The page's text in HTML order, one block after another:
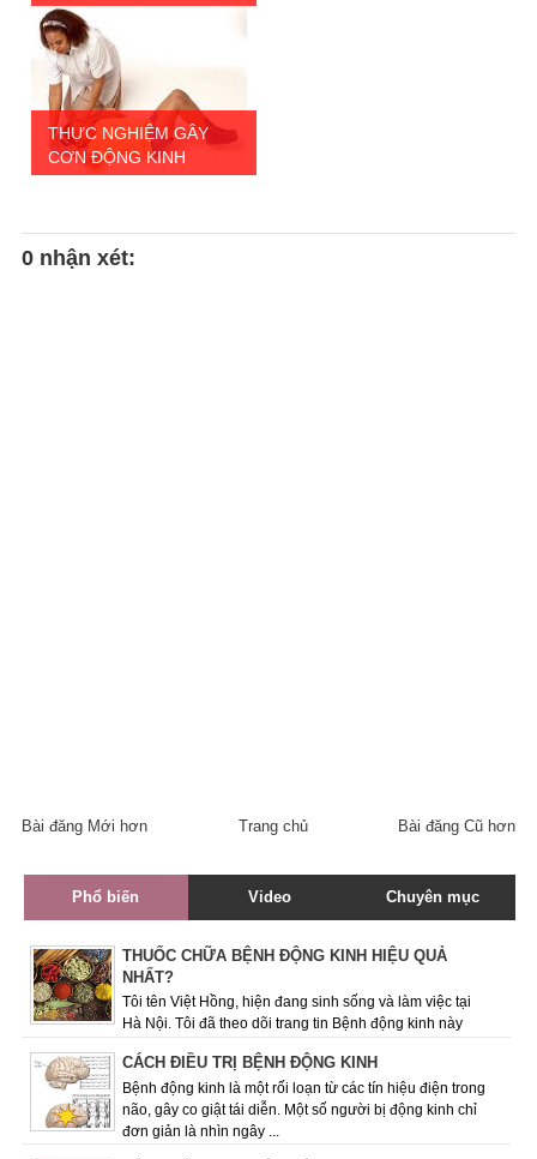
THỰC NGHIỆM GÂY
CƠN ĐỘNG KINH
0 nhận xét:
Bài đăng Mới hơn Bài đăng Cũ hơn
Trang chủ
Phổ biến Video Chuyên mục
THUỐC CHỮA BỆNH ĐỘNG KINH HIỆU QUẢ
NHẤT?
Tôi tên Việt Hồng, hiện đang sinh sống và làm việc tại
Hà Nội. Tôi đã theo dõi trang tin Bệnh động kinh này
CÁCH ĐIỀU TRỊ BỆNH ĐỘNG KINH
Bệnh động kinh là một rối loạn từ các tín hiệu điện trong
não, gây co giật tái diễn. Một số người bị động kinh chỉ
đơn giản là nhìn ngây ...